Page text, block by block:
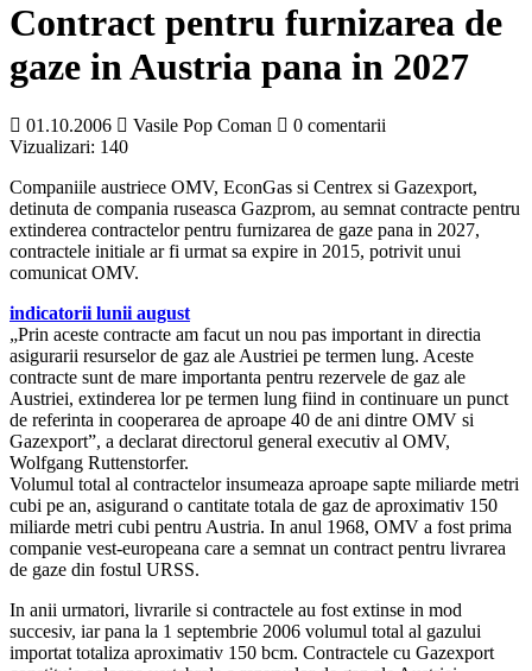
Contract pentru furnizarea de
gaze in Austria pana in 2027
01.10.2006 Vasile Pop Coman
0 comentarii
Vizualizari: 140
Companiile austriece OMV, EconGas si Centrex si Gazexport,
detinuta de compania ruseasca Gazprom, au semnat contracte pentru
extinderea contractelor pentru furnizarea de gaze pana in 2027,
contractele initiale ar fi urmat sa expire in 2015, potrivit unui
comunicat OMV.
indicatorii lunii august
„Prin aceste contracte am facut un nou pas important in directia
asigurarii resurselor de gaz ale Austriei pe termen lung. Aceste
contracte sunt de mare importanta pentru rezervele de gaz ale
Austriei, extinderea lor pe termen lung fiind in continuare un punct
de referinta in cooperarea de aproape 40 de ani dintre OMV si
Gazexport”, a declarat directorul general executiv al OMV,
Wolfgang Ruttenstorfer.
Volumul total al contractelor insumeaza aproape sapte miliarde metri
cubi pe an, asigurand o cantitate totala de gaz de aproximativ 150
miliarde metri cubi pentru Austria. In anul 1968, OMV a fost prima
companie vest-europeana care a semnat un contract pentru livrarea
de gaze din fostul URSS.
In anii urmatori, livrarile si contractele au fost extinse in mod
succesiv, iar pana la 1 septembrie 2006 volumul total al gazului
importat totaliza aproximativ 150 bcm. Contractele cu Gazexport